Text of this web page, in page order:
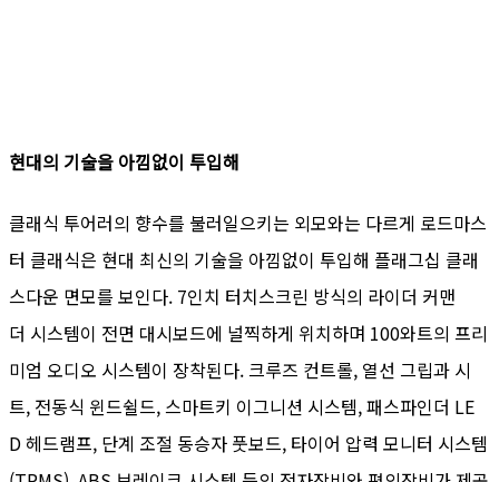
현대의 기술을 아낌없이 투입해
클래식 투어러의 향수를 불러일으키는 외모와는 다르게 로드마스
터 클래식은 현대 최신의 기술을 아낌없이 투입해 플래그십 클래
스다운 면모를 보인다. 7인치 터치스크린 방식의 라이더 커맨
더 시스템이 전면 대시보드에 널찍하게 위치하며 100와트의 프리
미엄 오디오 시스템이 장착된다. 크루즈 컨트롤, 열선 그립과 시
트, 전동식 윈드쉴드, 스마트키 이그니션 시스템, 패스파인더 LE
D 헤드램프, 단계 조절 동승자 풋보드, 타이어 압력 모니터 시스템